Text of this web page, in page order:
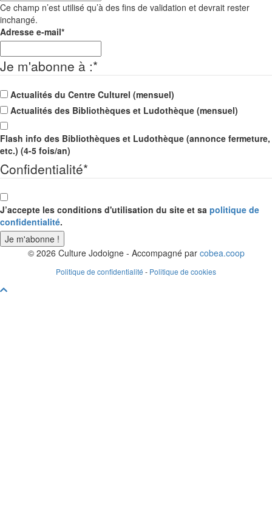
Ce champ n’est utilisé qu’à des fins de validation et devrait rester
inchangé.
Adresse e-mail*
Je m'abonne à :*
Actualités du Centre Culturel (mensuel)
Actualités des Bibliothèques et Ludothèque (mensuel)
Flash info des Bibliothèques et Ludothèque (annonce fermeture,
etc.) (4-5 fois/an)
Confidentialité*
J’accepte les conditions d'utilisation du site et sa politique de
confidentialité.
© 2026 Culture Jodoigne - Accompagné par cobea.coop
Politique de confidentialité - Politique de cookies
Faire